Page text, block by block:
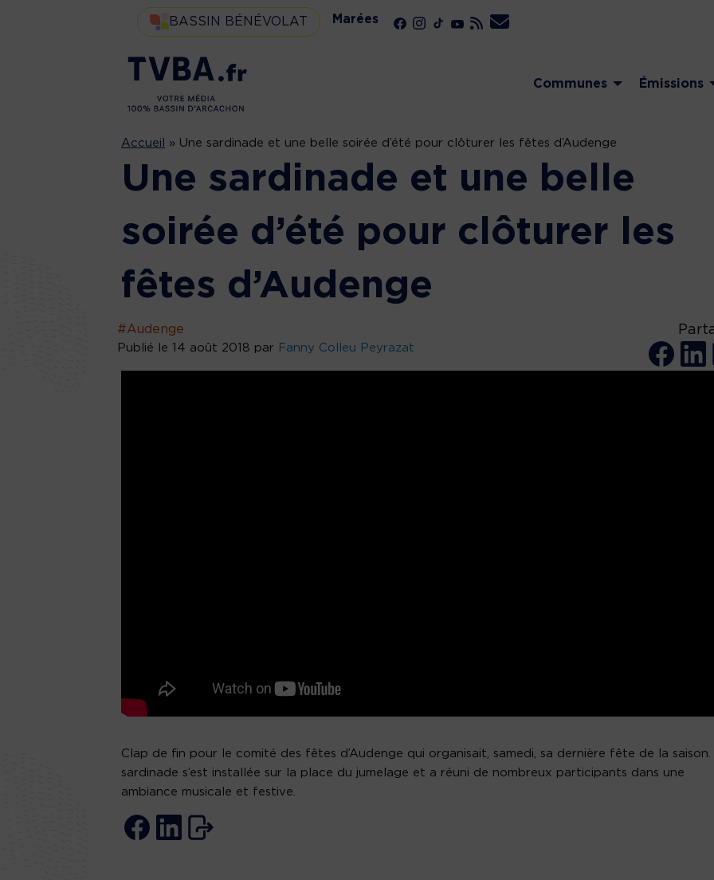
BASSIN BÉNÉVOLAT Marées
Communes Émissions
Accueil » Une sardinade et une belle soirée d’été pour clôturer les fêtes d’Audenge
Une sardinade et une belle
soirée d’été pour clôturer les
fêtes d’Audenge
#Audenge
Publié le 14 août 2018 par Fanny Colleu Peyrazat
Clap de fin pour le comité des fêtes d’Audenge qui organisait, samedi, sa dernière fête de la saison.
sardinade s’est installée sur la place du jumelage et a réuni de nombreux participants dans une
ambiance musicale et festive.